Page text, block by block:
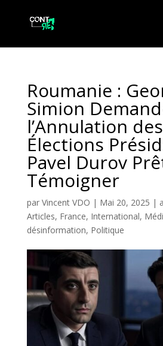
Roumanie :
Simion
l’Annulation des
Élections
Pavel Durov
Témoigner
par Vincent VDO | Mai 20, 2025 |
Articles, France, International,
désinformation, Politique